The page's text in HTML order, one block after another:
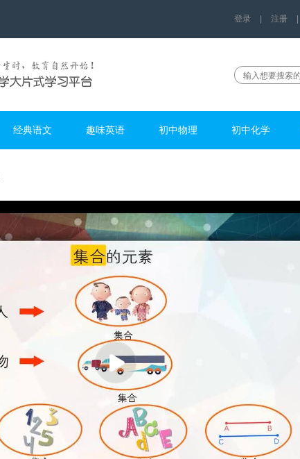
登录 注册
经典语文 趣味英语 初中物理 初中化学